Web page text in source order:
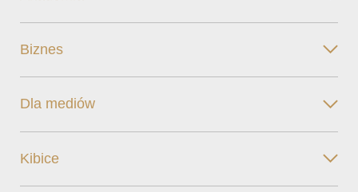
Biznes
Dla mediów
Kibice